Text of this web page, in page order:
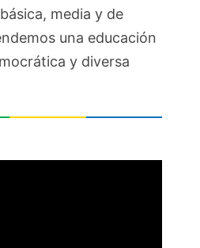
media y de
una educación
y diversa